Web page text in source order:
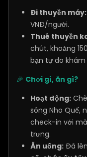
Đi thuyền máy:
VNĐ/người.
Thuê thuyền
chút, khoảng
bạn tự do khám
🎉 Chơi gì, ăn gì?
Hoạt động:
sông Nho Quế,
check-in với
trưng.
Ăn uống: Đã